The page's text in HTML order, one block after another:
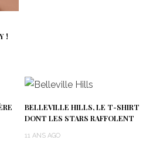
!
BELLEVILLE HILLS, LE T-SHIRT
DONT LES STARS RAFFOLENT
11 ANS AGO